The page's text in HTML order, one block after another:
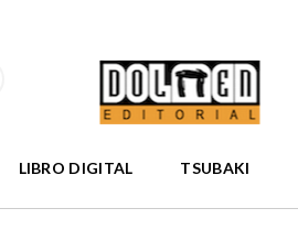
LIBRO DIGITAL TSUBAKI